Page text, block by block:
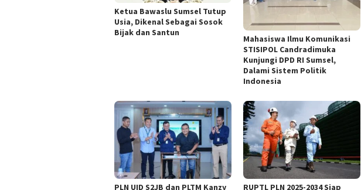
Ketua Bawaslu Sumsel Tutup
Usia, Dikenal Sebagai Sosok
Bijak dan Santun
Mahasiswa Ilmu Komunikasi
STISIPOL Candradimuka
Kunjungi DPD RI Sumsel,
Dalami Sistem Politik
Indonesia
PLN UID S2JB dan PLTM Kanzy RUPTL PLN 2025-2034 Siap